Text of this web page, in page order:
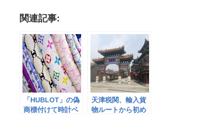
関連記事:
「HUBLOT」の偽
商標付けて時計ベ
天津税関、輸入貨
物ルートから初め